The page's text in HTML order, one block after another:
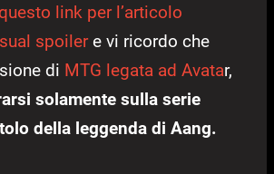
link per l’articolo
spoilere vi ricordo che
di MTG legata ad Avatar,
solamente sulla serie
della leggenda di Aang.